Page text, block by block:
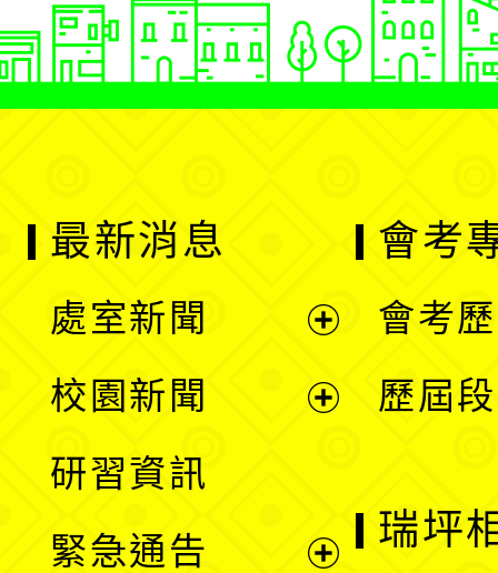
最新消息
處室新聞
單
校園新聞
研習資訊
緊急通告
會考
會考
歷屆
瑞坪